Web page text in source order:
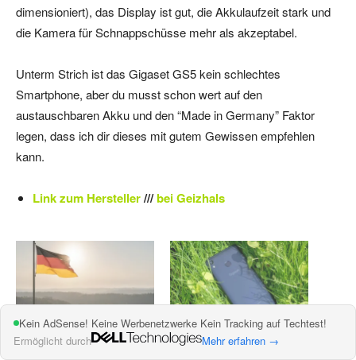
dimensioniert), das Display ist gut, die Akkulaufzeit stark und
die Kamera für Schnappschüsse mehr als akzeptabel.
Unterm Strich ist das Gigaset GS5 kein schlechtes
Smartphone, aber du musst schon wert auf den
austauschbaren Akku und den “Made in Germany” Faktor
legen, dass ich dir dieses mit gutem Gewissen empfehlen
kann.
Link zum Hersteller///bei Geizhals
Technik Made in Germany
Das Gigaset GS185 im
Kein AdSense! Keine Werbenetzwerke Kein Tracking auf Techtest!
Ermöglicht durch
Mehr erfahren →